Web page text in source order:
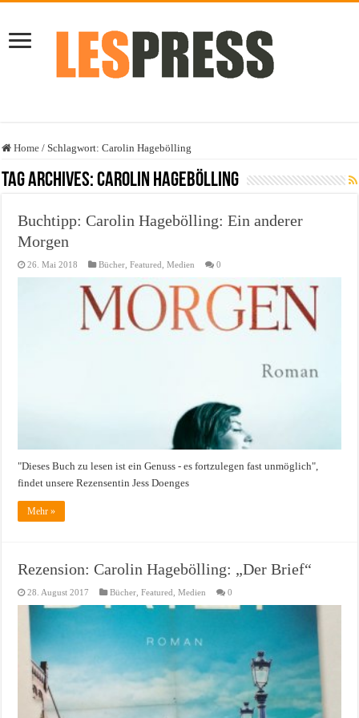
Home / Schlagwort:Carolin Hagebölling
Tag Archives:Carolin Hagebölling
Buchtipp: Carolin Hagebölling: Ein anderer
Morgen
26. Mai 2018 Bücher ,Featured ,Medien 0
"Dieses Buch zu lesen ist ein Genuss - es fortzulegen fast unmöglich",
findet unsere Rezensentin Jess Doenges
Mehr »
Rezension: Carolin Hagebölling: „Der Brief“
28. August 2017 Bücher ,Featured ,Medien 0